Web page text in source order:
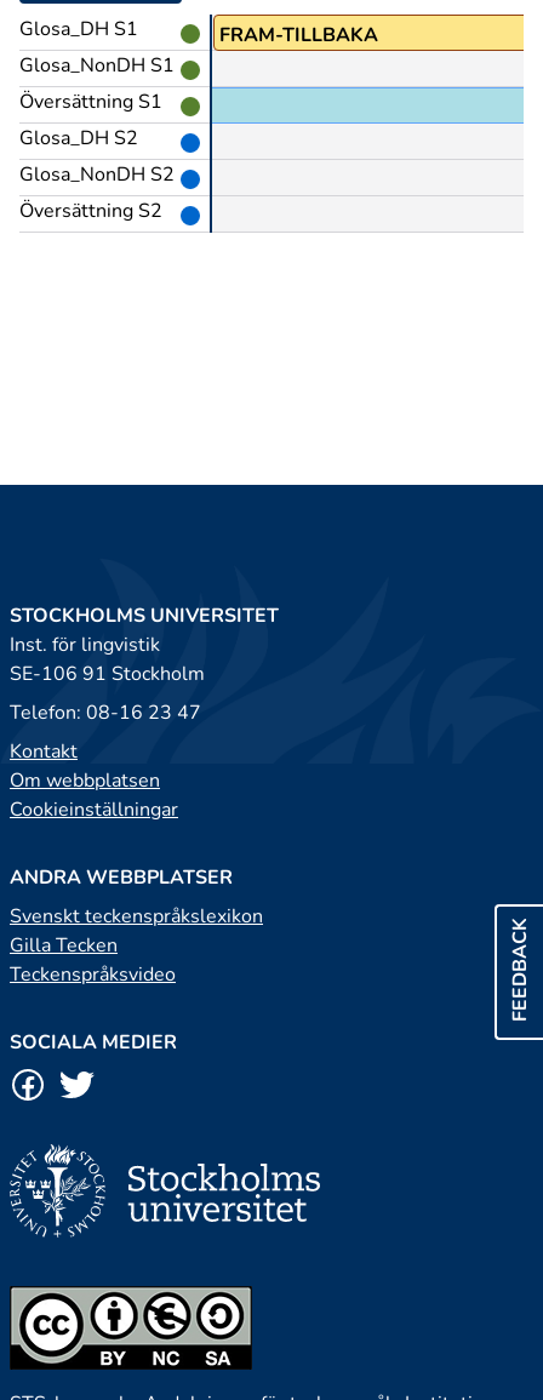
Glosa_DH S1
Glosa_NonDH S1
Översättning S1
Glosa_DH S2
Glosa_NonDH S2
Översättning S2
FRAM-TILLBAKA
FEEDBACK
STOCKHOLMS UNIVERSITET
Inst. för lingvistik
SE-106 91 Stockholm
Telefon: 08-16 23 47
Kontakt
Om webbplatsen
Cookieinställningar
ANDRA WEBBPLATSER
Svenskt teckenspråkslexikon
Gilla Tecken
Teckenspråksvideo
SOCIALA MEDIER